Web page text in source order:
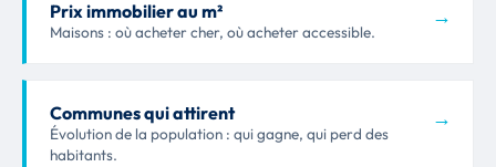
Prix immobilier au m²
Maisons : où acheter cher, où acheter accessible.
→
Communes qui attirent
Évolution de la population : qui gagne, qui perd des
habitants.
→